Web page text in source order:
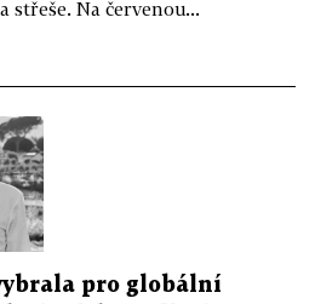
Na červenou...
pro globální